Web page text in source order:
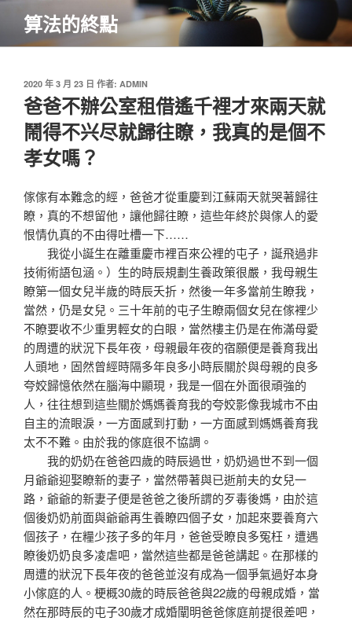
主
算法的終點
發
佈
於
2020 年 3 月 23 日 作者: ADMIN
爸爸不辦公室租借遙千裡才來兩天就
鬧得不兴尽就歸往瞭，我真的是個不
孝女嗎？
傢傢有本難念的經，爸爸才從重慶到江蘇兩天就哭著歸往
瞭，真的不想留他，讓他歸往瞭，這些年終於與傢人的愛
恨情仇真的不由得吐槽一下……
我從小誕生在離重慶市裡百來公裡的屯子，誕飛過非
技術術語包涵。）生的時辰規劃生養政策很嚴，我母親生
瞭第一個女兒半歲的時辰夭折，然後一年多當前生瞭我，
當然，仍是女兒。三十年前的屯子生瞭兩個女兒在傢裡少
不瞭要收不少重男輕女的白眼，當然樓主仍是在佈滿母愛
的周遭的狀況下長年夜，母親最年夜的宿願便是養育我出
人頭地，固然曾經時隔多年良多小時辰關於與母親的良多
夸姣歸憶依然在腦海中顯現，我是一個在外面很頑強的
人，往往想到這些關於媽媽養育我的夸姣影像我城市不由
自主的流眼淚，一方面感到打動，一方面感到媽媽養育我
太不不難。由於我的傢庭很不協調。
我的奶奶在爸爸四歲的時辰過世，奶奶過世不到一個
月爺爺迎娶瞭新的妻子，當然帶著與已逝前夫的女兒一
路，爺爺的新妻子便是爸爸之後所謂的歹毒後媽，由於這
個後奶奶前面與爺爺再生養瞭四個子女，加起來要養育六
個孩子，在糧少孩子多的年月，爸爸受瞭良多冤枉，遭遇
瞭後奶奶良多凌虐吧，當然這些都是爸爸講起。在那樣的
周遭的狀況下長年夜的爸爸並沒有成為一個爭氣過好本身
小傢庭的人。梗概30歲的時辰爸爸與22歲的母親成婚，當
然在那時辰的屯子30歲才成婚闡明爸爸傢庭前提很差吧，